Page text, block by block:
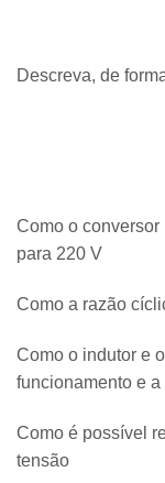
Descreva, de
Como o
para 220 V
Como a razão
Como o indutor e
funcionamento e
Como é possível
tensão